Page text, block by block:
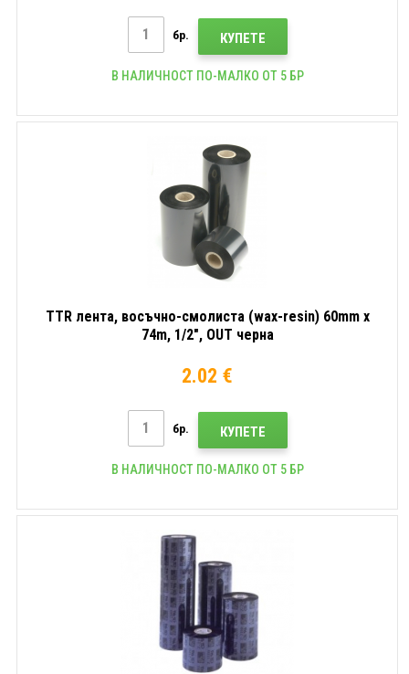
бр. КУПЕТЕ
В НАЛИЧНОСТ ПО-МАЛКО ОТ 5 БР
TTR лента, восъчно-смолиста (wax-resin) 60mm x
74m, 1/2", OUT черна
2.02 €
бр. КУПЕТЕ
В НАЛИЧНОСТ ПО-МАЛКО ОТ 5 БР